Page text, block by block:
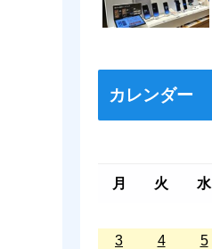
カレンダー
月 火 水
3
4 5